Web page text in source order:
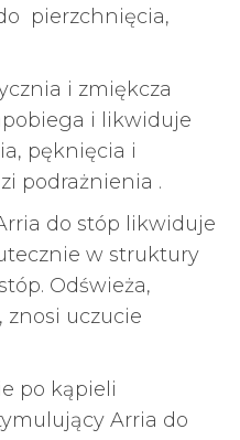
pierzchnięcia,
i zmiękcza
i likwiduje
pęknięcia i
podrażnienia .
do stóp likwiduje
w struktury
Odświeża,
znosi uczucie
po kąpieli
Arria do